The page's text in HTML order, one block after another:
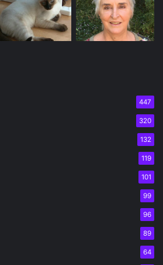
447
320
132
119
101
99
96
89
64